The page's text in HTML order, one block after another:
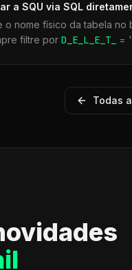
a SQU via SQL
o nome físico da tabela
filtre por D_E_L_E_T_ =
Todas